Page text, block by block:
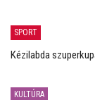
SPORT
Kézilabda
KULTÚRA